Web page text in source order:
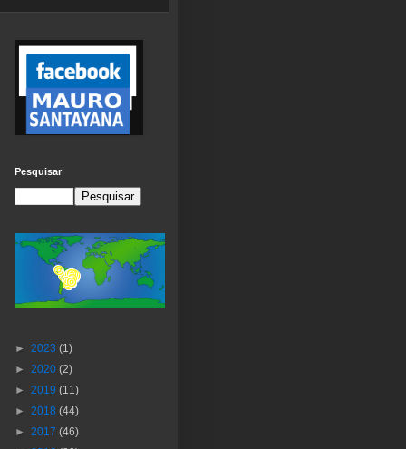
Pesquisar
► 2023 (1)
► 2020 (2)
► 2019 (11)
► 2018 (44)
► 2017 (46)